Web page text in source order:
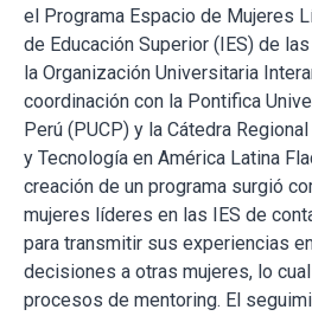
el Programa Espacio de Mujeres
de Educación Superior (IES) de
la Organización Universitaria
coordinación con la Pontifica
Perú (PUCP) y la Cátedra
y Tecnología en América Latina
creación de un programa surgió
mujeres líderes en las IES de
para transmitir sus experiencias
decisiones a otras mujeres, lo
procesos de mentoring. El